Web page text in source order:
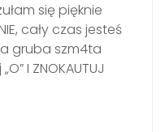
się pięknie
cały czas jesteś
gruba szm4ta
I ZNOKAUTUJ